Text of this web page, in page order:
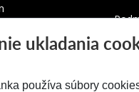
ukladania
používa súbory